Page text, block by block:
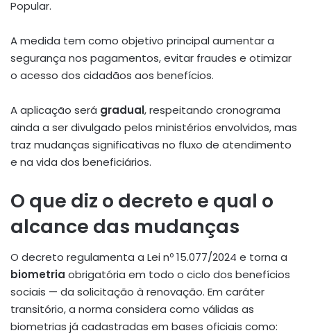
Popular.
A medida tem como objetivo principal aumentar a
segurança nos pagamentos, evitar fraudes e otimizar
o acesso dos cidadãos aos benefícios.
A aplicação será gradual, respeitando cronograma
ainda a ser divulgado pelos ministérios envolvidos, mas
traz mudanças significativas no fluxo de atendimento
e na vida dos beneficiários.
O que diz o decreto e qual o
alcance das mudanças
O decreto regulamenta a Lei nº 15.077/2024 e torna a
biometria obrigatória em todo o ciclo dos benefícios
sociais — da solicitação à renovação. Em caráter
transitório, a norma considera como válidas as
biometrias já cadastradas em bases oficiais como: